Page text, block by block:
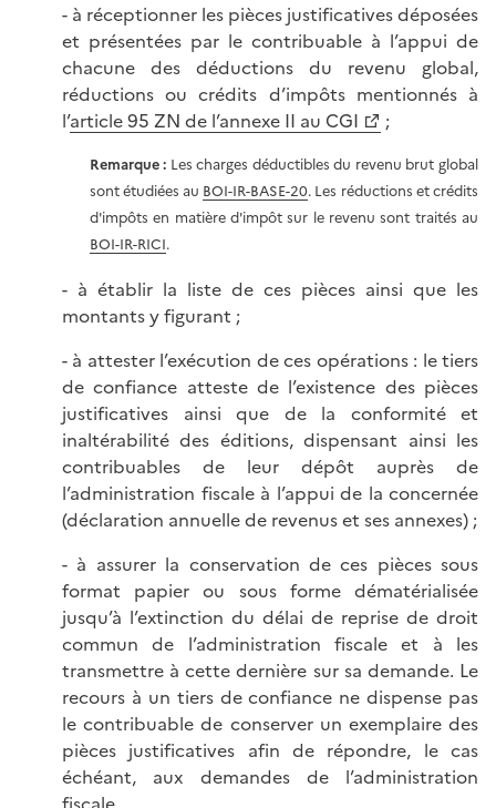
- à réceptionner les pièces justificatives déposées
et présentées par le contribuable à l’appui de
chacune des déductions du revenu global,
réductions ou crédits d’impôts mentionnés à
l’article 95 ZN de l’annexe II au CGI ;
Remarque : Les charges déductibles du revenu brut global
sont étudiées au BOI-IR-BASE-20. Les réductions et crédits
d'impôts en matière d'impôt sur le revenu sont traités au
BOI-IR-RICI.
- à établir la liste de ces pièces ainsi que les
montants y figurant ;
- à attester l’exécution de ces opérations : le tiers
de confiance atteste de l’existence des pièces
justificatives ainsi que de la conformité et
inaltérabilité des éditions, dispensant ainsi les
contribuables de leur dépôt auprès de
l’administration fiscale à l’appui de la concernée
(déclaration annuelle de revenus et ses annexes) ;
- à assurer la conservation de ces pièces sous
format papier ou sous forme dématérialisée
jusqu’à l’extinction du délai de reprise de droit
commun de l’administration fiscale et à les
transmettre à cette dernière sur sa demande. Le
recours à un tiers de confiance ne dispense pas
le contribuable de conserver un exemplaire des
pièces justificatives afin de répondre, le cas
échéant, aux demandes de l’administration